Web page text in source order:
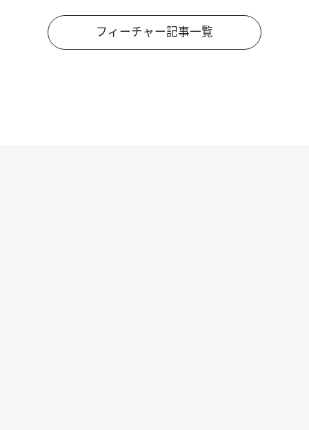
フィーチャー記事一覧